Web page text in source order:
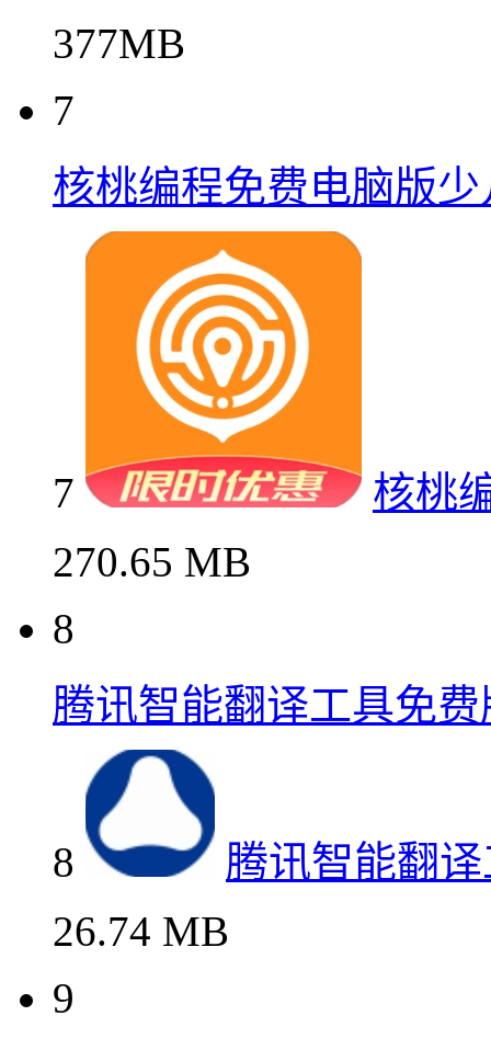
377MB
7
核桃编程免费电脑版
7
核桃
270.65 MB
8
腾讯智能翻译工具免费
8
腾讯智能翻
26.74 MB
9